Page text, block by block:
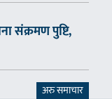
संक्रमण पुष्टि,
अरु समाचार